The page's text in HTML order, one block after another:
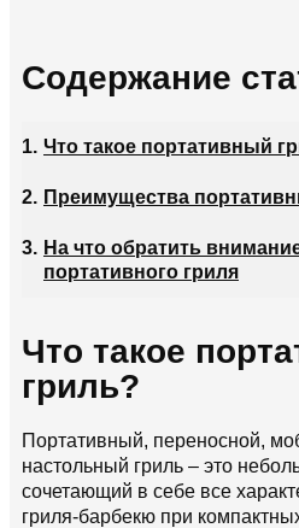
Содержание
Что такое портативный
Преимущества
На что обратить
портативного гриля
Что такое
гриль?
Портативный, переносной,
настольный гриль – это
сочетающий в себе все
гриля-барбекю при